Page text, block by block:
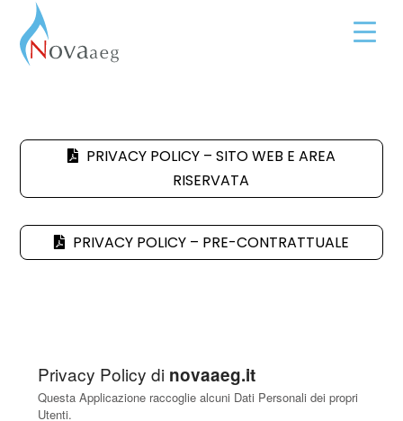
PRIVACY POLICY – SITO WEB E AREA
RISERVATA
PRIVACY POLICY – PRE-CONTRATTUALE
Privacy Policy di novaaeg.it
Questa Applicazione raccoglie alcuni Dati Personali dei propri
Utenti.